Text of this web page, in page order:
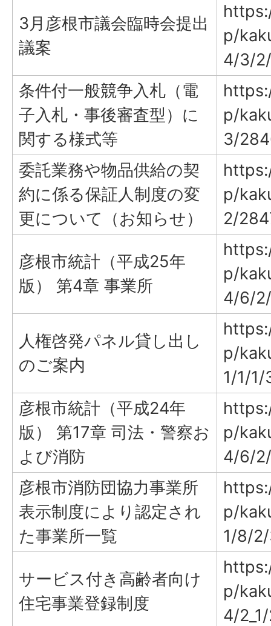
3月彦根市議会臨時会提出
議案
p/
4/3/
条件付一般競争入札（電
子入札・事後審査型）に
関する様式等
p/
3/
委託業務や物品供給の契
約に係る保証人制度の変
更について（お知らせ）
p/
2/
彦根市統計（平成25年
版） 第4章 事業所
p/
4/6/
人権啓発パネル貸し出し
のご案内
p/
1/1/
彦根市統計（平成24年
版） 第17章 司法・警察お
よび消防
p/
4/6/
彦根市消防団協力事業所
表示制度により認定され
た事業所一覧
p/
1/8/
サービス付き高齢者向け
住宅事業登録制度
p/
4/